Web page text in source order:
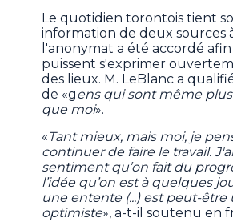
Le quotidien torontois tient
information de deux sources
l'anonymat a été accordé
puissent s'exprimer
des lieux. M. LeBlanc a
de «gens qui sont même
que moi».
«Tant mieux, mais moi, je
continuer de faire le travail.
sentiment qu’on fait du
l’idée qu’on est à quelques
une entente (...) est peut-être
optimiste», a-t-il soutenu en